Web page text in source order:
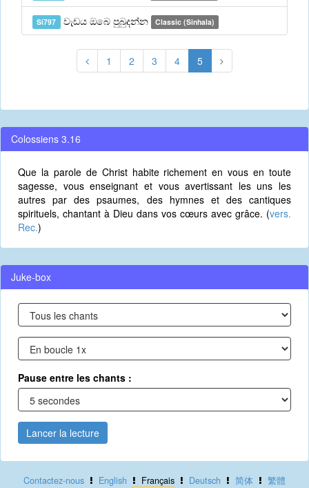
Si797 වැඩය ඔබෙ පුබුදන්න Classic (Sinhala)
1 2 3 4 5
Colossiens 3.16
Que la parole de Christ habite richement en vous en toute
sagesse, vous enseignant et vous avertissant les uns les
autres par des psaumes, des hymnes et des cantiques
spirituels, chantant à Dieu dans vos cœurs avec grâce. (vers.
Rec.)
Juke-box
Pause entre les chants :
Lancer la lecture
Contactez-nous English Français Deutsch 简体 繁體